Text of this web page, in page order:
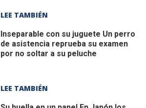
LEE TAMBIÉN
Inseparable con su juguete Un perro
de asistencia reprueba su examen
por no soltar a su peluche
LEE TAMBIÉN